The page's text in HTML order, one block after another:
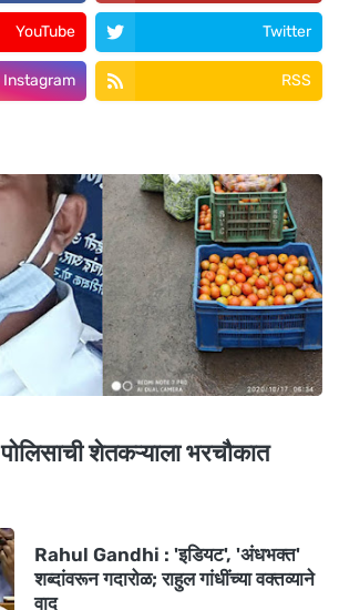
YouTube Twitter
Instagram RSS
शेतकऱ्याला भरचौकात
Rahul Gandhi : 'इडियट', 'अंधभक्त'
शब्दांवरून गदारोळ; राहुल गांधींच्या वक्तव्याने
वाद